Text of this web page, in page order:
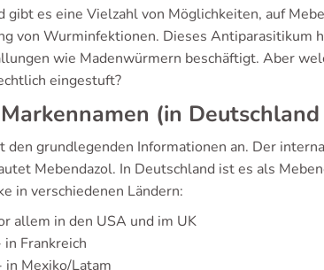
gibt es eine Vielzahl von Möglichkeiten, auf
von Wurminfektionen. Dieses Antiparasitikum
wie Madenwürmern beschäftigt. Aber
eingestuft?
(in
den grundlegenden Informationen an. Der
Mebendazol. In Deutschland ist es als
in verschiedenen Ländern:
allem in den USA und im UK
Frankreich
in Mexiko/Latam